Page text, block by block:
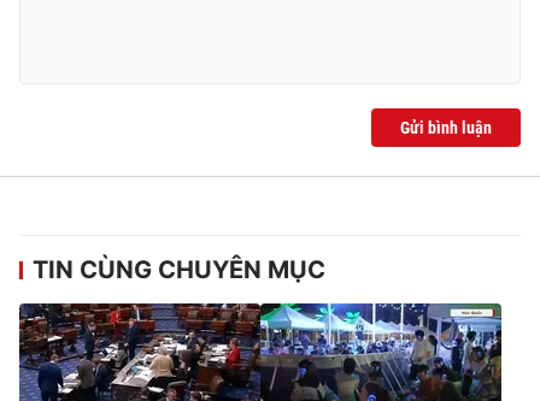
Gửi bình luận
TIN CÙNG CHUYÊN MỤC